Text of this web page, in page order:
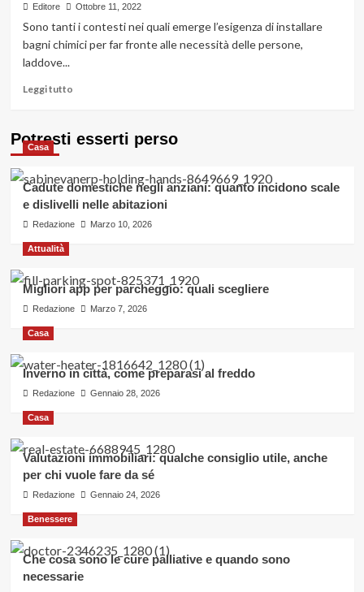
ecosostenibile:
dall’INCI
al
packaging
Editore Ottobre 11, 2022
Sono tanti i contesti nei quali emerge l’esigenza di installare
bagni chimici per far fronte alle necessità delle persone,
laddove...
Leggi tuttoLeggi
su
Noleggio
chimici:
tutti
i
vantaggi
Potresti esserti perso
Casa
Cadute domestiche negli anziani: quanto incidono scale
e dislivelli nelle abitazioni
Redazione Marzo 10, 2026
Attualità
Migliori app per parcheggio: quali scegliere
Redazione Marzo 7, 2026
Casa
Inverno in città, come preparasi al freddo
Redazione Gennaio 28, 2026
Casa
Valutazioni immobiliari: qualche consiglio utile, anche
per chi vuole fare da sé
Redazione Gennaio 24, 2026
Benessere
Che cosa sono le cure palliative e quando sono
necessarie